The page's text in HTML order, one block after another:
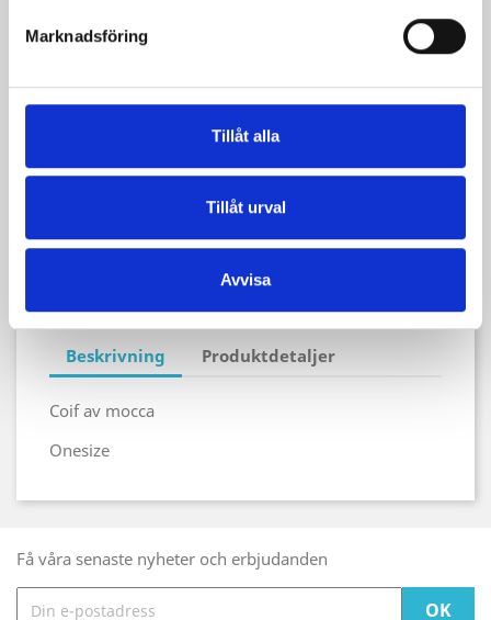
Marknadsföring
Tillåt alla
Tillåt urval
Avvisa
Dela
Frakt från 59 SEK
Ångerrätt 14 dagar
Beskrivning Produktdetaljer
Coif av mocca
Onesize
Få våra senaste nyheter och erbjudanden